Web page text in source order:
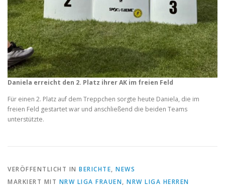
Daniela erreicht den 2. Platz ihrer AK im freien Feld
Für einen 2. Platz auf dem Treppchen sorgte heute Daniela, die im
freien Feld gestartet war und anschließend die beiden Teams
unterstützte.
VERÖFFENTLICHT IN BERICHTE, NEWS
MARKIERT MIT NRW LIGA FRAUEN, NRW LIGA HERREN